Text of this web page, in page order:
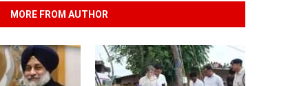
MORE FROM AUTHOR